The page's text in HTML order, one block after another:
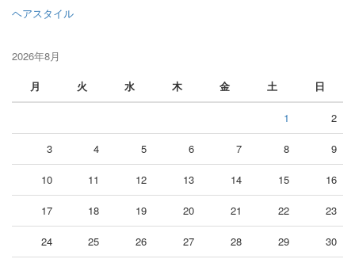
ヘアスタイル
2026年8月
月
火 水 木 金 土 日
1 2
3 4 5 6 7 8 9
10 11 12 13 14 15 16
17 18 19 20 21 22 23
24 25 26 27 28 29 30